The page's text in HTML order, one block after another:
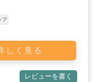
プ
しく見る
レビューを書く